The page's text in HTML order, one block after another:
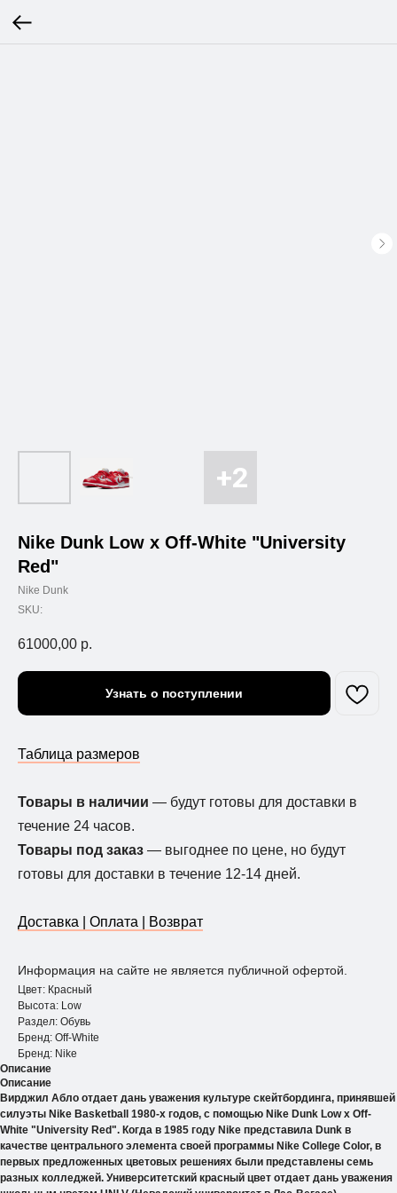
Nike Dunk Low x Off-White "University
Red"
Nike Dunk
SKU:
61000,00 р.
Узнать о поступлении
Таблица размеров
Товары в наличии — будут готовы для доставки в
течение 24 часов.
Товары под заказ — выгоднее по цене, но будут
готовы для доставки в течение 12-14 дней.
Доставка | Оплата | Возврат
Информация на сайте не является публичной офертой.
Цвет: Красный
Высота: Low
Раздел: Обувь
Бренд: Off-White
Бренд: Nike
Описание
Описание
Вирджил Абло отдает дань уважения культуре скейтбординга, принявшей
силуэты Nike Basketball 1980-х годов, с помощью Nike Dunk Low x Off-
White "University Red". Когда в 1985 году Nike представила Dunk в
качестве центрального элемента своей программы Nike College Color, в
первых предложенных цветовых решениях были представлены семь
разных колледжей. Университетский красный цвет отдает дань уважения